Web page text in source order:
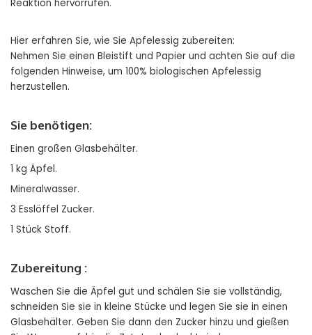
Reaktion hervorrufen.
Hier erfahren Sie, wie Sie Apfelessig zubereiten:
Nehmen Sie einen Bleistift und Papier und achten Sie auf die
folgenden Hinweise, um 100% biologischen Apfelessig
herzustellen.
Sie benötigen:
Einen großen Glasbehälter.
1 kg Äpfel.
Mineralwasser.
3 Esslöffel Zucker.
1 Stück Stoff.
Zubereitung :
Waschen Sie die Äpfel gut und schälen Sie sie vollständig,
schneiden Sie sie in kleine Stücke und legen Sie sie in einen
Glasbehälter. Geben Sie dann den Zucker hinzu und gießen